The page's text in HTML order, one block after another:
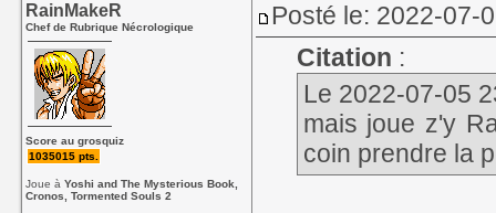
RainMakeR
Chef de Rubrique Nécrologique
Score au grosquiz
1035015 pts.
Joue àYoshi and The Mysterious Book,
Cronos, Tormented Souls 2
Posté le: 2022-07-
Citation :
Le 2022-07-05
mais joue z'y
coin prendre la